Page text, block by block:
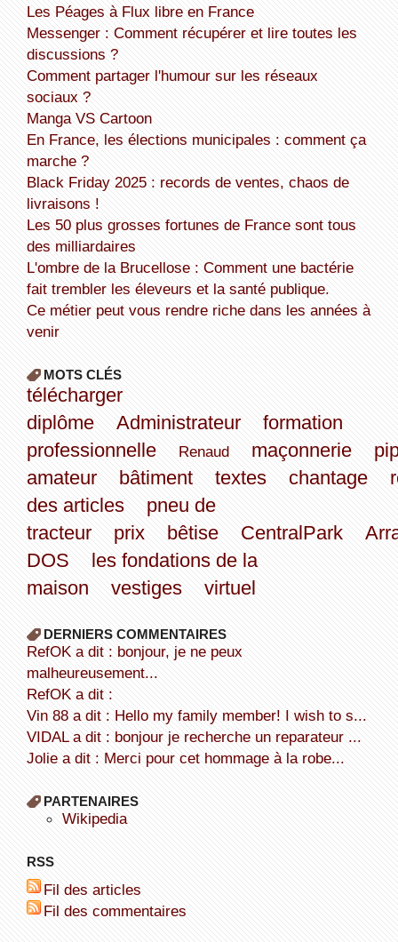
Les Péages à Flux libre en France
Messenger : Comment récupérer et lire toutes les
discussions ?
Comment partager l'humour sur les réseaux
sociaux ?
Manga VS Cartoon
En France, les élections municipales : comment ça
marche ?
Black Friday 2025 : records de ventes, chaos de
livraisons !
Les 50 plus grosses fortunes de France sont tous
des milliardaires
L'ombre de la Brucellose : Comment une bactérie
fait trembler les éleveurs et la santé publique.
Ce métier peut vous rendre riche dans les années à
venir
MOTS CLÉS
télécharger
diplôme
Administrateur
formation
professionnelle
Renaud maçonnerie
amateur
bâtiment textes chantage
des articles
pneu de
tracteur
prix bêtise CentralPark
DOS
les fondations de la
maison
vestiges virtuel
DERNIERS COMMENTAIRES
refOK a dit : bonjour, je ne peux
malheureusement...
refOK a dit :
Vin 88 a dit : Hello my family member! I wish to s...
VIDAL a dit : bonjour je recherche un reparateur ...
Jolie a dit : Merci pour cet hommage à la robe...
PARTENAIRES
wikipedia
RSS
Fil des articles
Fil des commentaires